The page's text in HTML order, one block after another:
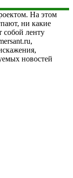
На этом
ни какие
собой ленту
новостей